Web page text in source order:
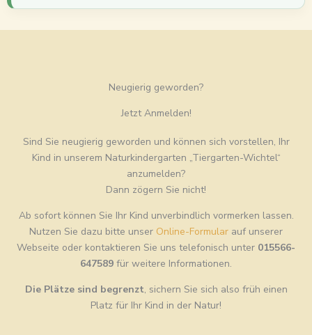
Neugierig geworden?
Jetzt Anmelden!
Sind Sie neugierig geworden und können sich vorstellen, Ihr
Kind in unserem Naturkindergarten „Tiergarten-Wichtel“
anzumelden?
Dann zögern Sie nicht!
Ab sofort können Sie Ihr Kind unverbindlich vormerken lassen.
Nutzen Sie dazu bitte unser Online-Formular auf unserer
Webseite oder kontaktieren Sie uns telefonisch unter 015566-
647589 für weitere Informationen.
Die Plätze sind begrenzt, sichern Sie sich also früh einen
Platz für Ihr Kind in der Natur!